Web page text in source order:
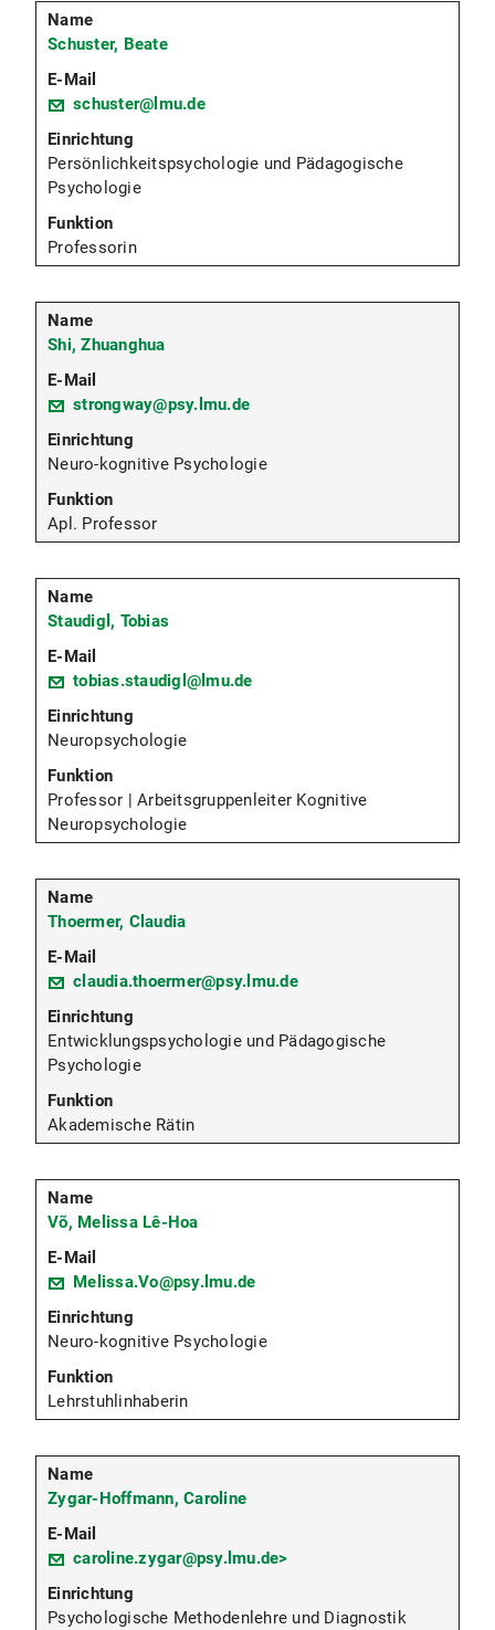
Schuster, Beate
schuster@lmu.de
Persönlichkeitspsychologie und Pädagogische
Psychologie
Professorin
Shi, Zhuanghua
strongway@psy.lmu.de
Neuro-kognitive Psychologie
Apl. Professor
Staudigl, Tobias
tobias.staudigl@lmu.de
Neuropsychologie
Professor | Arbeitsgruppenleiter Kognitive
Neuropsychologie
Thoermer, Claudia
claudia.thoermer@psy.lmu.de
Entwicklungspsychologie und Pädagogische
Psychologie
Akademische Rätin
Võ, Melissa Lê-Hoa
Melissa.Vo@psy.lmu.de
Neuro-kognitive Psychologie
Lehrstuhlinhaberin
Zygar-Hoffmann, Caroline
caroline.zygar@psy.lmu.de>
Psychologische Methodenlehre und Diagnostik